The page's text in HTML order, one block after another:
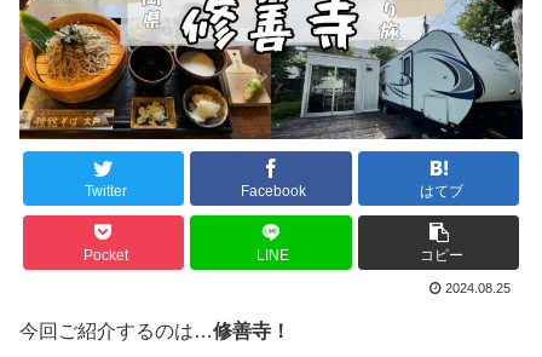
Twitter Facebook はてブ
Pocket LINE コピー
2024.08.25
今回ご紹介するのは…修善寺！